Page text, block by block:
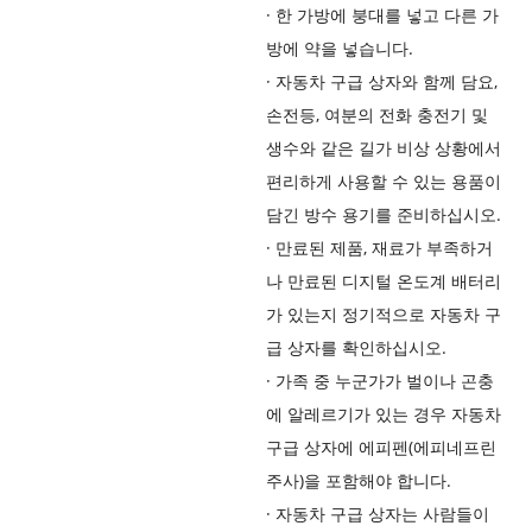
· 한 가방에 붕대를 넣고 다른 가
방에 약을 넣습니다.
· 자동차 구급 상자와 함께 담요,
손전등, 여분의 전화 충전기 및
생수와 같은 길가 비상 상황에서
편리하게 사용할 수 있는 용품이
담긴 방수 용기를 준비하십시오.
· 만료된 제품, 재료가 부족하거
나 만료된 디지털 온도계 배터리
가 있는지 정기적으로 자동차 구
급 상자를 확인하십시오.
· 가족 중 누군가가 벌이나 곤충
에 알레르기가 있는 경우 자동차
구급 상자에 에피펜(에피네프린
주사)을 포함해야 합니다.
· 자동차 구급 상자는 사람들이